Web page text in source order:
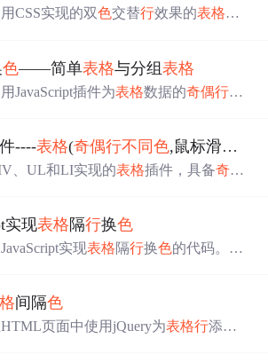
CSS实现的双色交替行效果的表格实
鼠标悬停时的颜色变化效果。
色——简单表格与分组表格
JavaScript插件为表格数据的奇偶行添
----表格(奇偶行不同色,鼠标滑过颜
、UL和LI实现的表格插件，具备奇偶
实现表格 隔行换色
实现表格隔行换色的代码。通
色 效果。
间隔色
页面中使用jQuery为表格行添加